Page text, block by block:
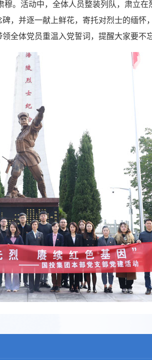
。活动中，全体人员整装列队，肃立
，并逐一献上鲜花，寄托对烈士的缅
全体党员重温入党誓词，提醒大家要不